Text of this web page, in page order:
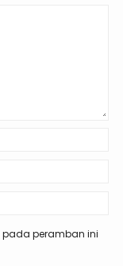
peramban ini